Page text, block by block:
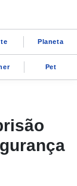
Planeta
Pet